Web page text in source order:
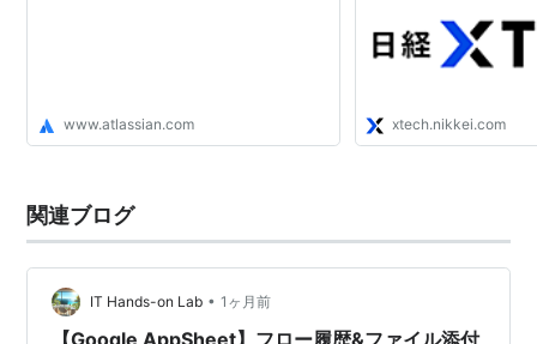
www.atlassian.com xtech.nikkei.com
関連ブログ
IT Hands-on Lab • 1ヶ月前
【Google AppSheet】フロー履歴&ファイル添付